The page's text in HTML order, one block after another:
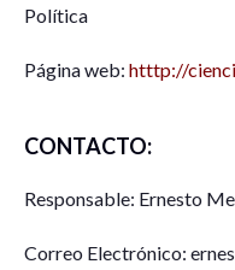
Política
Página web: htttp://
CONTACTO:
Responsable: Ernesto
Correo Electrónico: